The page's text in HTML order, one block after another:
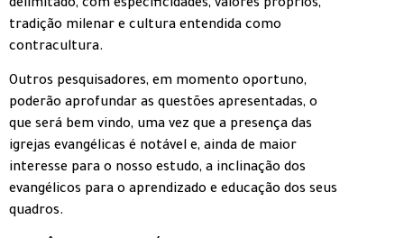
delimitado, com especificidades, valores próprios,
tradição milenar e cultura entendida como
contracultura.
Outros pesquisadores, em momento oportuno,
poderão aprofundar as questões apresentadas, o
que será bem vindo, uma vez que a presença das
igrejas evangélicas é notável e, ainda de maior
interesse para o nosso estudo, a inclinação dos
evangélicos para o aprendizado e educação dos seus
quadros.